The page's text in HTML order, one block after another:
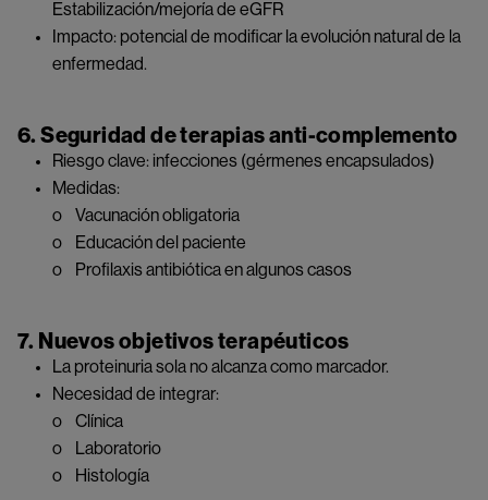
Estabilización/mejoría de eGFR
Impacto: potencial de modificar la evolución natural de la
enfermedad.
6. Seguridad de terapias anti-complemento
Riesgo clave: infecciones (gérmenes encapsulados)
Medidas:
o Vacunación obligatoria
o Educación del paciente
o Profilaxis antibiótica en algunos casos
7. Nuevos objetivos terapéuticos
La proteinuria sola no alcanza como marcador.
Necesidad de integrar:
o Clínica
o Laboratorio
o Histología